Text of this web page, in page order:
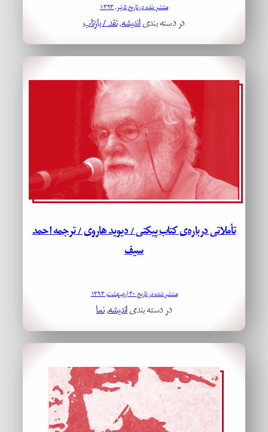
منتشر شده در تاریخ ۵ تیر, ۱۳۹۳
در دسته بندیاندیشه, نقد / بازتاب
تأملاتی درباره‌ی کتاب پیکتی / دیوید هاروی / ترجمه احمد
سیف
منتشر شده در تاریخ ۳۰ اردیبهشت, ۱۳۹۳
در دسته بندیاندیشه, نما